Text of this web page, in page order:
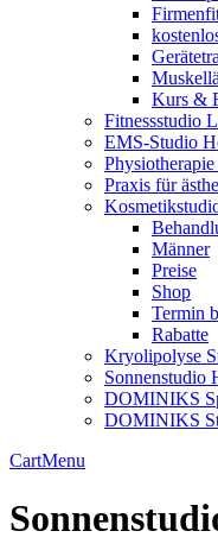
Kurs &
Fitnessstudio
EMS-Studio
Praxis für
Männer
Preise
Shop
Termin
Rabatte
Kryolipolyse
Sonnenstudio
DOMINIKS
DOMINIKS
CartMenu